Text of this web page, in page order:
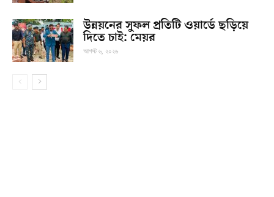
উন্নয়নের সুফল প্রতিটি ওয়ার্ডে ছড়িয়ে
দিতে চাই: মেয়র
আগস্ট ৬, ২০২৬